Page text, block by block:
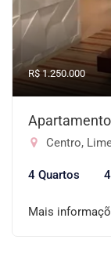
R$ 1.250.000
Centro,
4 Quartos
Mais